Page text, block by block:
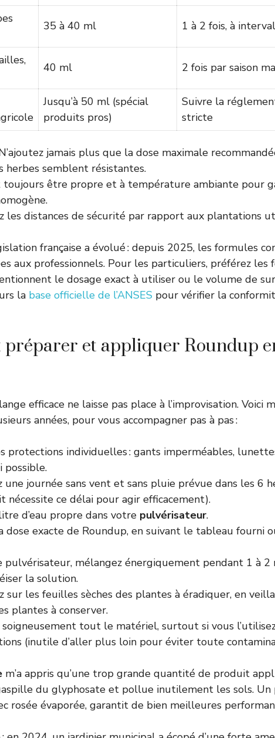
35 à 40 ml 1 à 2 fois, à
40 ml 2 fois par saison
Jusqu’à 50 ml (spécial
produits pros)
Suivre la
stricte
jamais plus que la dose maximale
herbes semblent résistantes.
toujours être propre et à température ambiante pour
les distances de sécurité par rapport aux plantations
française a évolué : depuis 2025, les formules
aux professionnels. Pour les particuliers, préférez les
le dosage exact à utiliser ou le volume de
la base officielle de l’ANSES pour vérifier la
préparer et appliquer Roundup
efficace ne laisse pas place à l’improvisation. Voici
années, pour vous accompagner pas à pas :
protections individuelles : gants imperméables,
possible.
une journée sans vent et sans pluie prévue dans les 6
nécessite ce délai pour agir efficacement).
d’eau propre dans votre pulvérisateur.
dose exacte de Roundup, en suivant le tableau fourni
pulvérisateur, mélangez énergiquement pendant 1 à
la solution.
sur les feuilles sèches des plantes à éradiquer, en
plantes à conserver.
tout le matériel, surtout si vous
(inutile d’aller plus loin pour éviter toute
m’a appris qu’une trop grande quantité de produit
du glyphosate et pollue inutilement les sols. Un
rosée évaporée, garantit de bien meilleures